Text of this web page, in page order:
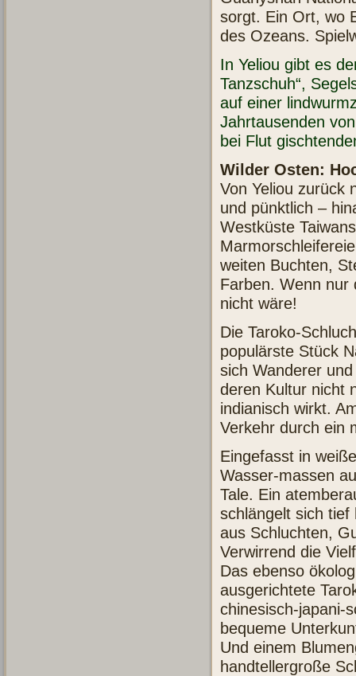
sorgt. Ein Ort, wo
des Ozeans.
In Yeliou gibt es
Tanzschuh“,
auf einer
Jahrtausenden
bei Flut
Wilder Osten:
Von Yeliou zurück
und pünktlich –
Westküste
weiten Buchten,
Farben. Wenn nur
nicht wäre!
Die Taroko-
populärste Stück
sich Wanderer
deren Kultur nicht
indianisch wirkt.
Verkehr durch ein
Eingefasst in
Wasser-massen
Tale. Ein
schlängelt sich tief
aus Schluchten,
Verwirrend die
Das ebenso
ausgerichtete
chinesisch-japani-
bequeme
Und einem
handtellergroße